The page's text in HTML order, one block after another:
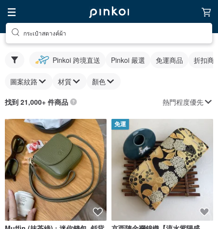
กระเป๋าสตางค์ผ้า
Pinkoi 跨境直送 Pinkoi 嚴選 免運商品 折扣商
圖案紋路 材質 顏色
找到 21,000+ 件商品 熱門程度優先
免運